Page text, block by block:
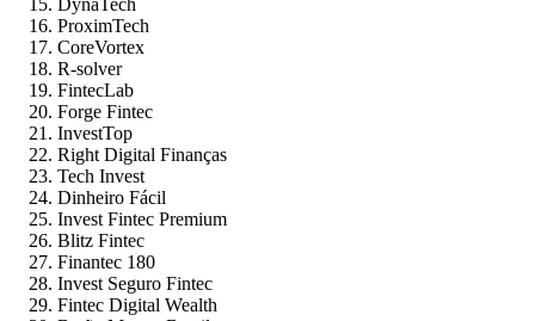
DynaTech
ProximTech
CoreVortex
R-solver
FintecLab
Forge Fintec
InvestTop
Right Digital Finanças
Tech Invest
Dinheiro Fácil
Invest Fintec Premium
Blitz Fintec
Finantec 180
Invest Seguro Fintec
Fintec Digital Wealth